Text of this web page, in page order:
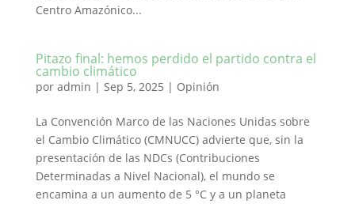
Centro Amazónico...
Pitazo final: hemos perdido el partido contra el
cambio climático
por admin | Sep 5, 2025 | Opinión
La Convención Marco de las Naciones Unidas sobre
el Cambio Climático (CMNUCC) advierte que, sin la
presentación de las NDCs (Contribuciones
Determinadas a Nivel Nacional), el mundo se
encamina a un aumento de 5 °C y a un planeta